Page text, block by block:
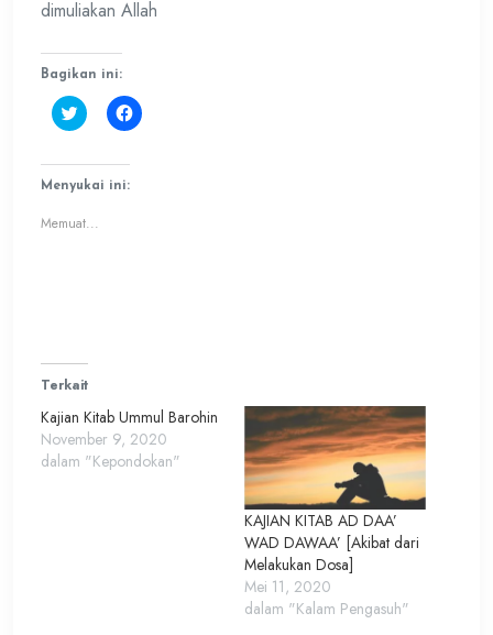
dimuliakan Allah
Bagikan ini:
Klik
untuk
Twitter(Membuka
di
jendela
baru)
Klik
untuk
Menyukai ini:
Memuat...
Terkait
Kajian Kitab Ummul Barohin
November 9, 2020
dalam "Kepondokan"
KAJIAN KITAB AD DAA’
WAD DAWAA’ [Akibat dari
Melakukan Dosa]
Mei 11, 2020
dalam "Kalam Pengasuh"